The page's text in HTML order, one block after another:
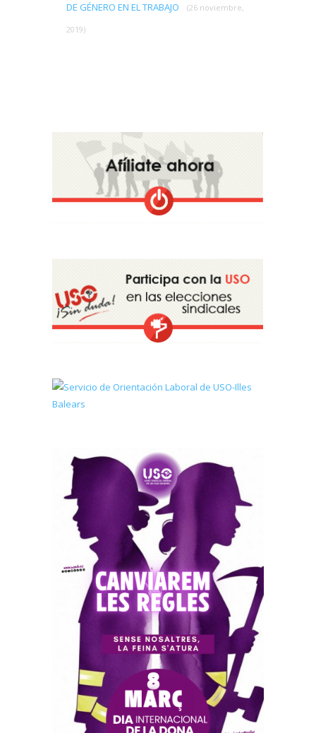
DE GÉNERO EN EL TRABAJO
(26 noviembre,
2019)